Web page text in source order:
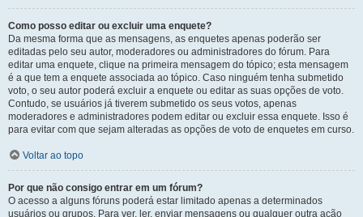
Como posso editar ou excluir uma enquete?
Da mesma forma que as mensagens, as enquetes apenas poderão ser
editadas pelo seu autor, moderadores ou administradores do fórum. Para
editar uma enquete, clique na primeira mensagem do tópico; esta mensagem
é a que tem a enquete associada ao tópico. Caso ninguém tenha submetido
voto, o seu autor poderá excluir a enquete ou editar as suas opções de voto.
Contudo, se usuários já tiverem submetido os seus votos, apenas
moderadores e administradores podem editar ou excluir essa enquete. Isso é
para evitar com que sejam alteradas as opções de voto de enquetes em curso.
Voltar ao topo
Por que não consigo entrar em um fórum?
O acesso a alguns fóruns poderá estar limitado apenas a determinados
usuários ou grupos. Para ver, ler, enviar mensagens ou qualquer outra ação